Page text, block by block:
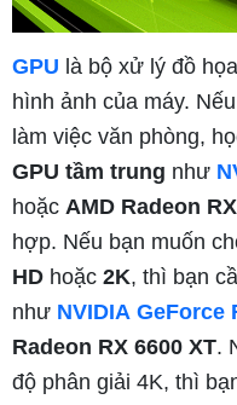
GPU là bộ xử lý đồ
hình ảnh của máy.
làm việc văn phòng,
GPU tầm trung như
hoặc AMD Radeon
hợp. Nếu bạn muốn
HD hoặc 2K, thì bạn
như NVIDIA GeForce
Radeon RX 6600 XT.
độ phân giải 4K, thì